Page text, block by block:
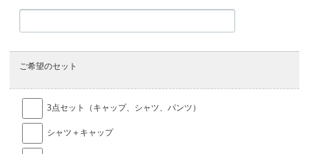
ご希望のセット
3点セット（キャップ、シャツ、パンツ）
シャツ＋キャップ